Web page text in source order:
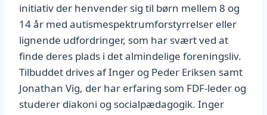
initiativ der henvender sig til børn mellem 8 og
14 år med autismespektrumforstyrrelser eller
lignende udfordringer, som har svært ved at
finde deres plads i det almindelige foreningsliv.
Tilbuddet drives af Inger og Peder Eriksen samt
Jonathan Vig, der har erfaring som FDF-leder og
studerer diakoni og socialpædagogik. Inger